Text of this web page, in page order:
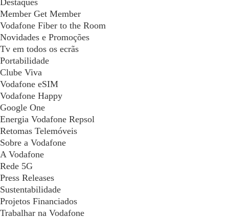
Destaques
Member Get Member
Vodafone Fiber to the Room
Novidades e Promoções
Tv em todos os ecrãs
Portabilidade
Clube Viva
Vodafone eSIM
Vodafone Happy
Google One
Energia Vodafone Repsol
Retomas Telemóveis
Sobre a Vodafone
A Vodafone
Rede 5G
Press Releases
Sustentabilidade
Projetos Financiados
Trabalhar na Vodafone